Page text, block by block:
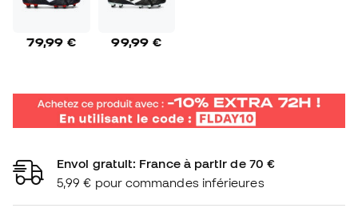
79,99 € 99,99 €
Envoi gratuit: France à partir de 70 €
5,99 € pour commandes inférieures